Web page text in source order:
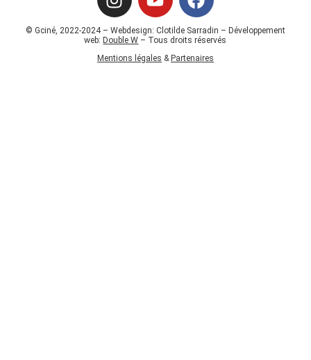
© Gciné, 2022-2024 – Webdesign: Clotilde Sarradin – Développement
web: Double W – Tous droits réservés
Mentions légales & Partenaires